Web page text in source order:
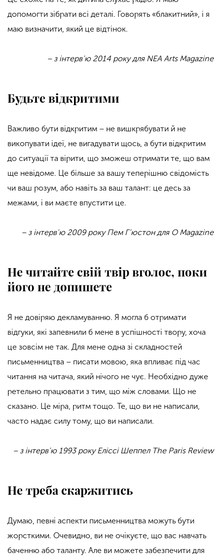
допомогти зібрати всі деталі. Говорять «блакитний», і я
маю визначити, який це відтінок.
– з інтерв’ю 2014 року для NEA Arts Magazine
Будьте відкритими
Важливо бути відкритим – не вишкрябувати й не
викопувати ідеї, не вигадувати щось, а бути відкритим
до ситуації та вірити, що зможеш отримати те, що вам
ще невідоме. Це більше за вашу теперішню свідомість
чи ваш розум, або навіть за ваш талант: це десь за
межами, і ви маєте впустити це.
– з інтерв’ю 2009 року Пем Г’юстон для O Magazine
Не читайте свій твір вголос, поки
його не допишете
Я не довіряю декламуванню. Я могла б отримати
відгуки, які запевнили б мене в успішності твору, хоча
це зовсім не так. Для мене одна зі складностей
письменництва – писати мовою, яка впливає під час
читання на читача, який нічого не чує. Необхідно дуже
ретельно працювати з тим, що між словами. Що не
сказано. Це міра, ритм тощо. Те, що ви не написали,
часто надає силу тому, що ви написали.
– з інтерв’ю 1993 року Еліссі Шеппел The Paris Review
Не треба скаржитись
Думаю, певні аспекти письменництва можуть бути
жорсткими. Очевидно, ви не очікуєте, що вас навчать
баченню або таланту. Але ви можете забезпечити для